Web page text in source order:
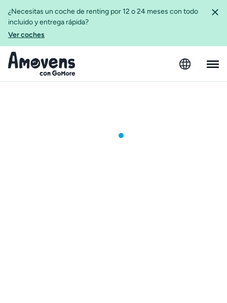
¿Necesitas un coche de renting por 12 o 24 meses con todo
incluido y entrega rápida?
Ver coches